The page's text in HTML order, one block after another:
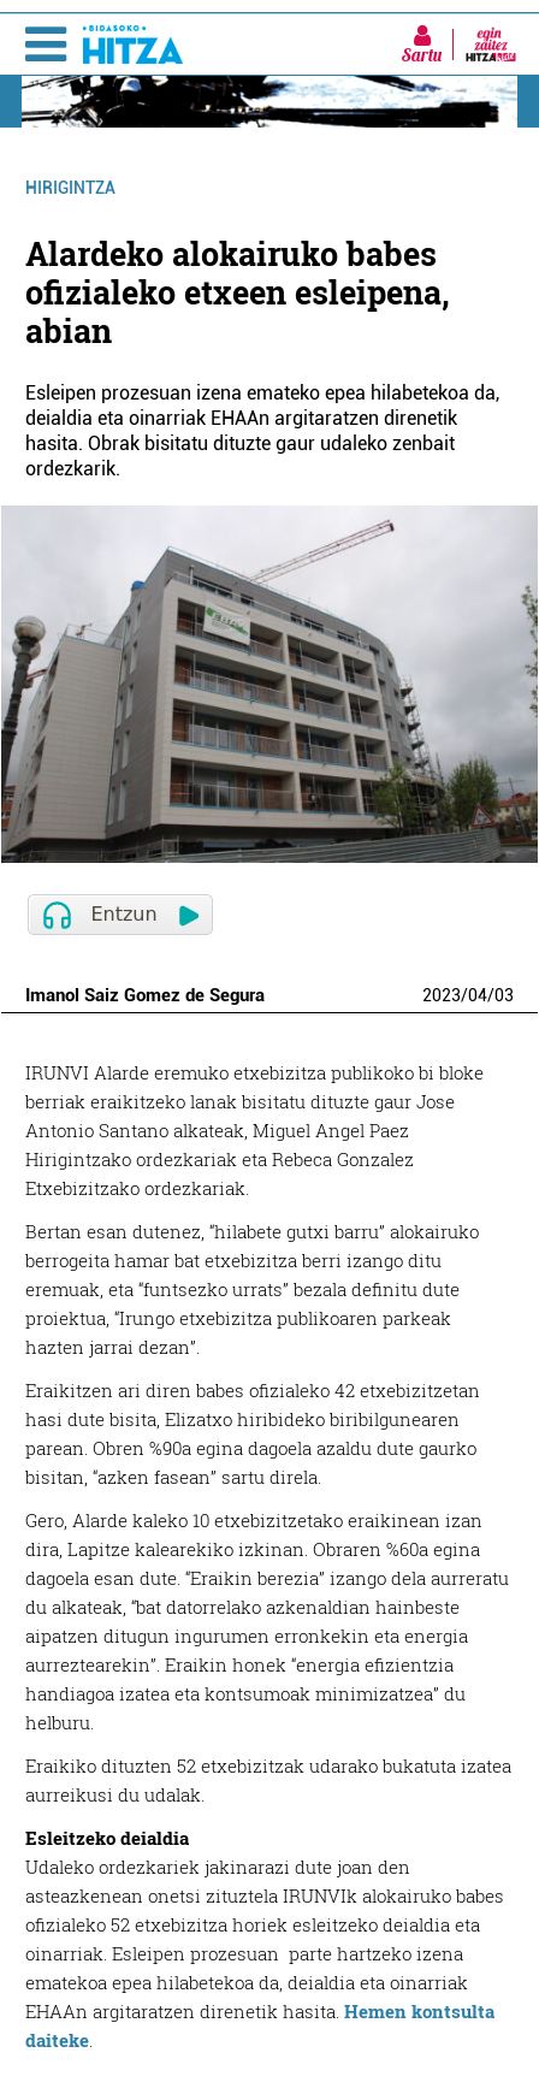
Sartu
HIRIGINTZA
Alardeko alokairuko babes
ofizialeko etxeen esleipena,
abian
Esleipen prozesuan izena emateko epea hilabetekoa da,
deialdia eta oinarriak EHAAn argitaratzen direnetik
hasita. Obrak bisitatu dituzte gaur udaleko zenbait
ordezkarik.
Imanol Saiz Gomez de Segura 2023/04/03
IRUNVI Alarde eremuko etxebizitza publikoko bi bloke
berriak eraikitzeko lanak bisitatu dituzte gaur Jose
Antonio Santano alkateak, Miguel Angel Paez
Hirigintzako ordezkariak eta Rebeca Gonzalez
Etxebizitzako ordezkariak.
Bertan esan dutenez, “hilabete gutxi barru” alokairuko
berrogeita hamar bat etxebizitza berri izango ditu
eremuak, eta “funtsezko urrats” bezala definitu dute
proiektua, “Irungo etxebizitza publikoaren parkeak
hazten jarrai dezan”.
Eraikitzen ari diren babes ofizialeko 42 etxebizitzetan
hasi dute bisita, Elizatxo hiribideko biribilgunearen
parean. Obren %90a egina dagoela azaldu dute gaurko
bisitan, “azken fasean” sartu direla.
Gero, Alarde kaleko 10 etxebizitzetako eraikinean izan
dira, Lapitze kalearekiko izkinan. Obraren %60a egina
dagoela esan dute. “Eraikin berezia” izango dela aurreratu
du alkateak, “bat datorrelako azkenaldian hainbeste
aipatzen ditugun ingurumen erronkekin eta energia
aurreztearekin”. Eraikin honek “energia efizientzia
handiagoa izatea eta kontsumoak minimizatzea” du
helburu.
Eraikiko dituzten 52 etxebizitzak udarako bukatuta izatea
aurreikusi du udalak.
Esleitzeko deialdia
Udaleko ordezkariek jakinarazi dute joan den
asteazkenean onetsi zituztela IRUNVIk alokairuko babes
ofizialeko 52 etxebizitza horiek esleitzeko deialdia eta
oinarriak. Esleipen prozesuan parte hartzeko izena
ematekoa epea hilabetekoa da, deialdia eta oinarriak
EHAAn argitaratzen direnetik hasita.Hemen kontsulta
daiteke.